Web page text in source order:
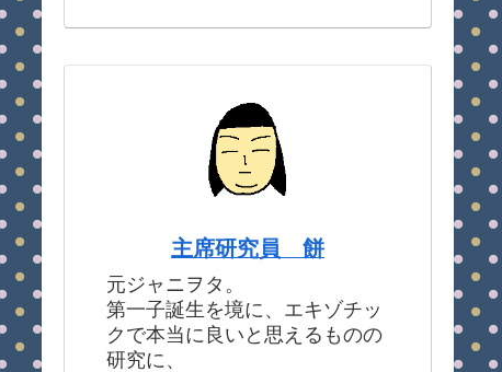
主席研究員 餅
元ジャニヲタ。
第一子誕生を境に、エキゾチッ
クで本当に良いと思えるものの
研究に、